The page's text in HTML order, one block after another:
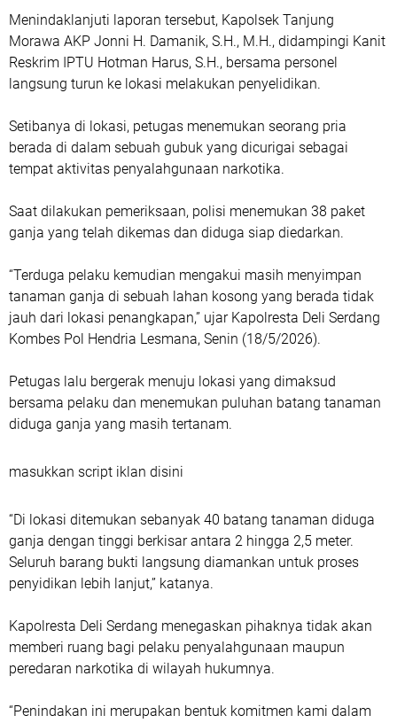
Menindaklanjuti laporan tersebut, Kapolsek Tanjung
Morawa AKP Jonni H. Damanik, S.H., M.H., didampingi Kanit
Reskrim IPTU Hotman Harus, S.H., bersama personel
langsung turun ke lokasi melakukan penyelidikan.
Setibanya di lokasi, petugas menemukan seorang pria
berada di dalam sebuah gubuk yang dicurigai sebagai
tempat aktivitas penyalahgunaan narkotika.
Saat dilakukan pemeriksaan, polisi menemukan 38 paket
ganja yang telah dikemas dan diduga siap diedarkan.
“Terduga pelaku kemudian mengakui masih menyimpan
tanaman ganja di sebuah lahan kosong yang berada tidak
jauh dari lokasi penangkapan,” ujar Kapolresta Deli Serdang
Kombes Pol Hendria Lesmana, Senin (18/5/2026).
Petugas lalu bergerak menuju lokasi yang dimaksud
bersama pelaku dan menemukan puluhan batang tanaman
diduga ganja yang masih tertanam.
masukkan script iklan disini
“Di lokasi ditemukan sebanyak 40 batang tanaman diduga
ganja dengan tinggi berkisar antara 2 hingga 2,5 meter.
Seluruh barang bukti langsung diamankan untuk proses
penyidikan lebih lanjut,” katanya.
Kapolresta Deli Serdang menegaskan pihaknya tidak akan
memberi ruang bagi pelaku penyalahgunaan maupun
peredaran narkotika di wilayah hukumnya.
“Penindakan ini merupakan bentuk komitmen kami dalam